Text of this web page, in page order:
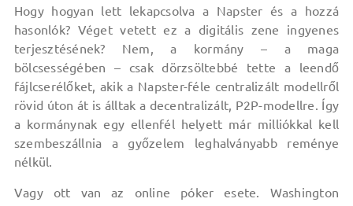
Hogy hogyan lett lekapcsolva a Napster és a hozzá
hasonlók? Véget vetett ez a digitális zene ingyenes
terjesztésének? Nem, a kormány – a maga
bölcsességében – csak dörzsöltebbé tette a leendő
fájlcserélőket, akik a Napster-féle centralizált modellről
rövid úton át is álltak a decentralizált, P2P-modellre. Így
a kormánynak egy ellenfél helyett már milliókkal kell
szembeszállnia a győzelem leghalványabb reménye
nélkül.
Vagy ott van az online póker esete. Washington